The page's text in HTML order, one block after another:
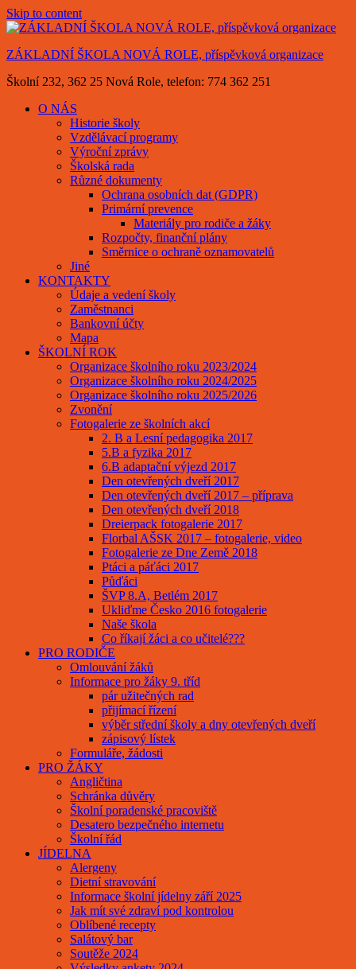
Skip to content
ZÁKLADNÍ ŠKOLA NOVÁ ROLE, příspěvková organizace
Školní 232, 362 25 Nová Role, telefon: 774 362 251
O NÁS
Historie školy
Vzdělávací programy
Výroční zprávy
Školská rada
Různé dokumenty
Ochrana osobních dat (GDPR)
Primární prevence
Materiály pro rodiče a žáky
Rozpočty, finanční plány
Směrnice o ochraně oznamovatelů
Jiné
KONTAKTY
Údaje a vedení školy
Zaměstnanci
Bankovní účty
Mapa
ŠKOLNÍ ROK
Organizace školního roku 2023/2024
Organizace školního roku 2024/2025
Organizace školního roku 2025/2026
Zvonění
Fotogalerie ze školních akcí
2. B a Lesní pedagogika 2017
5.B a fyzika 2017
6.B adaptační výjezd 2017
Den otevřených dveří 2017
Den otevřených dveří 2017 – příprava
Den otevřených dveří 2018
Dreierpack fotogalerie 2017
Florbal AŠSK 2017 – fotogalerie, video
Fotogalerie ze Dne Země 2018
Ptáci a páťáci 2017
Půďáci
ŠVP 8.A, Betlém 2017
Ukliďme Česko 2016 fotogalerie
Naše škola
Co říkají žáci a co učitelé???
PRO RODIČE
Omlouvání žáků
Informace pro žáky 9. tříd
pár užitečných rad
přijímací řízení
výběr střední školy a dny otevřených dveří
zápisový lístek
Formuláře, žádosti
PRO ŽÁKY
Angličtina
Schránka důvěry
Školní poradenské pracoviště
Desatero bezpečného internetu
Školní řád
JÍDELNA
Alergeny
Dietní stravování
Informace školní jídelny září 2025
Jak mít své zdraví pod kontrolou
Oblíbené recepty
Salátový bar
Soutěže 2024